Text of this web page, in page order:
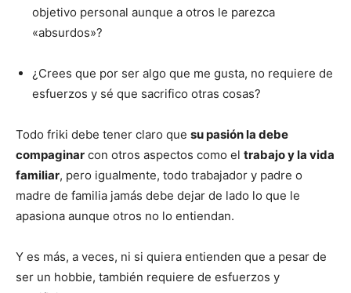
objetivo personal aunque a otros le parezca
«absurdos»?
¿Crees que por ser algo que me gusta, no requiere de
esfuerzos y sé que sacrifico otras cosas?
Todo friki debe tener claro que su pasión la debe
compaginar con otros aspectos como el trabajo y la vida
familiar, pero igualmente, todo trabajador y padre o
madre de familia jamás debe dejar de lado lo que le
apasiona aunque otros no lo entiendan.
Y es más, a veces, ni si quiera entienden que a pesar de
ser un hobbie, también requiere de esfuerzos y